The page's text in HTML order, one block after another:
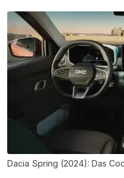
Dacia Spring (2024): Das